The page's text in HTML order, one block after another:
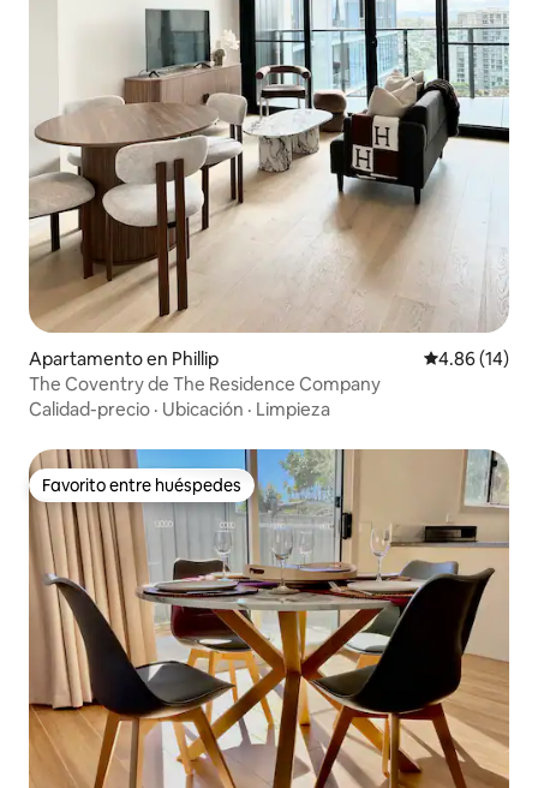
Apartamento en Phillip Calificación
4.86 (14)
The Coventry de The Residence Company
Calidad-precio · Ubicación · Limpieza
Favorito entre huéspedes
Favorito entre huéspedes